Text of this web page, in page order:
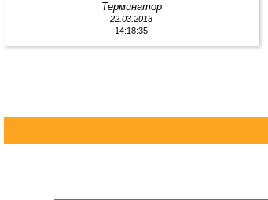
Терминатор
22.03.2013
14:18:35